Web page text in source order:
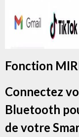
Fonction
Connectez
Bluetooth
de votre